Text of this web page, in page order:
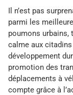
Il n’est pas
parmi les
poumons urbains,
calme aux
développement
promotion des
déplacements à
compte grâce à